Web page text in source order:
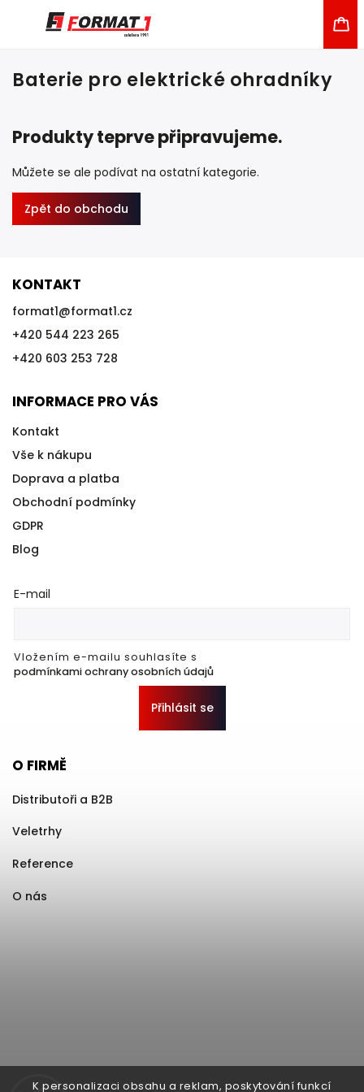
K personalizaci obsahu a reklam, poskytování funkcí
Baterie pro elektrické ohradníky
Produkty teprve připravujeme.
Můžete se ale podívat na ostatní kategorie.
Zpět do obchodu
KONTAKT
format1@format1.cz
+420 544 223 265
+420 603 253 728
INFORMACE PRO VÁS
Kontakt
Vše k nákupu
Doprava a platba
Obchodní podmínky
GDPR
Blog
E-mail
Vložením e-mailu souhlasíte s
podmínkami ochrany osobních údajů
Přihlásit se
O FIRMĚ
Distributoři a B2B
Veletrhy
Reference
O nás